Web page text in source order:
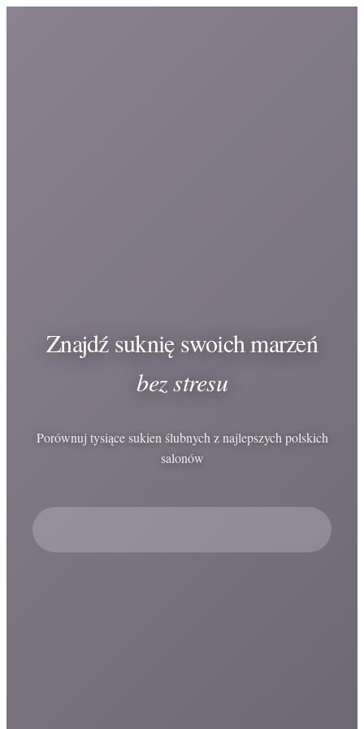
Znajdź suknię swoich marzeń
bez stresu
Porównuj tysiące sukien ślubnych z najlepszych polskich
salonów